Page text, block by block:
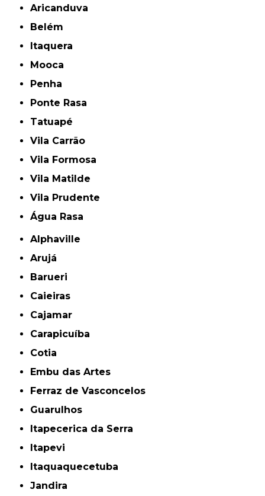
Aricanduva
Belém
Itaquera
Mooca
Penha
Ponte Rasa
Tatuapé
Vila Carrão
Vila Formosa
Vila Matilde
Vila Prudente
Água Rasa
Alphaville
Arujá
Barueri
Caieiras
Cajamar
Carapicuíba
Cotia
Embu das Artes
Ferraz de Vasconcelos
Guarulhos
Itapecerica da Serra
Itapevi
Itaquaquecetuba
Jandira